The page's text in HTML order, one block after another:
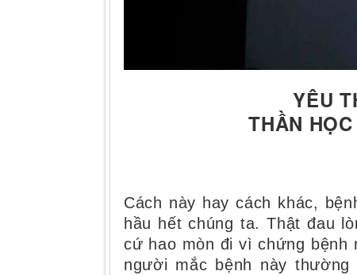
YÊU
THẦN
Cách này hay cách khác,
hầu hết chúng ta. Thật đau
cứ hao mòn đi vì chứng bệnh
người mắc bệnh này